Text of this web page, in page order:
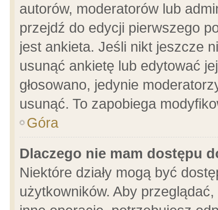
autorów, moderatorów lub
przejdź do edycji pierwszego
jest ankieta. Jeśli nikt jeszcze
usunąć ankietę lub edytować
głosowano, jedynie
usunąć. To zapobiega
Góra
Dlaczego nie mam dostępu
Niektóre działy mogą być
użytkowników. Aby